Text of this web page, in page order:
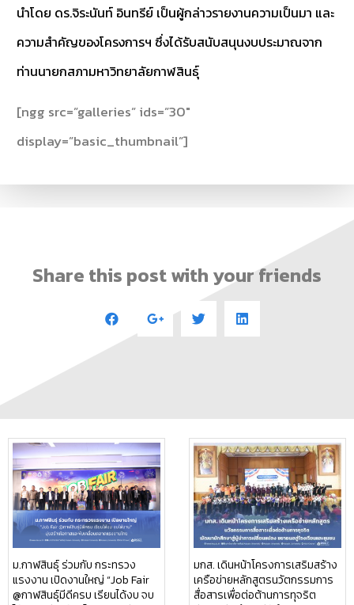
นำโดย ดร.จิระนันท์ อินทรีย์ เป็นผู้กล่าวรายงานความเป็นมา และ
ความสำคัญของโครงการฯ ซึ่งได้รับสนับสนุนงบประมาณจาก
ท่านนายกสภามหาวิทยาลัยกาฬสินธุ์
[ngg src=”galleries” ids=”30″
display=”basic_thumbnail”]
Share this post with your friends
ม.กาฬสินธุ์ ร่วมกับ กระทรวง
แรงงาน เปิดงานใหญ่ “Job Fair
@กาฬสินธุ์มีดีครบ เรียนได้งบ จบ
มกส. เดินหน้าโครงการเสริมสร้าง
เครือข่ายหลักสูตรนวัตกรรมการ
สื่อสารเพื่อต่อต้านการทุจริต